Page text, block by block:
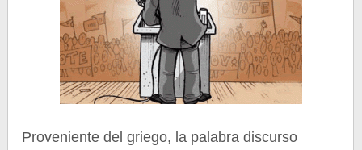
Proveniente del griego, la palabra discurso